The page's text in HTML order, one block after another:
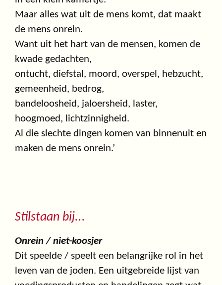
Maar alles wat uit de mens komt, dat maakt
de mens onrein.
Want uit het hart van de mensen, komen de
kwade gedachten,
ontucht, diefstal, moord, overspel, hebzucht,
gemeenheid, bedrog,
bandeloosheid, jaloersheid, laster,
hoogmoed, lichtzinnigheid.
Al die slechte dingen komen van binnenuit en
maken de mens onrein.’
Stilstaan bij...
Onrein / niet-koosjer
Dit speelde / speelt een belangrijke rol in het
leven van de joden. Een uitgebreide lijst van